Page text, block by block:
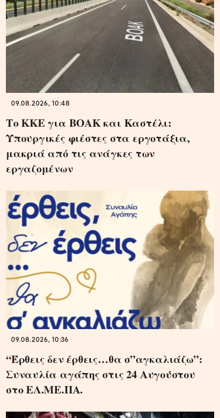
09.08.2026, 10:48
Το ΚΚΕ για ΒΟΑΚ και Καστέλι:
Υπουργικές φιέστες στα εργοτάξια,
μακριά από τις ανάγκες των
εργαζομένων
09.08.2026, 10:36
“Έρθεις δεν έρθεις…θα σ”αγκαλιάζω”:
Συναυλία αγάπης στις 24 Αυγούστου
στο ΕΛ.ΜΕ.ΠΑ.